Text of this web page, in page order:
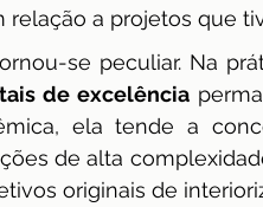
relação a projetos que
se peculiar. Na
de excelência
ela tende a
de alta
originais de